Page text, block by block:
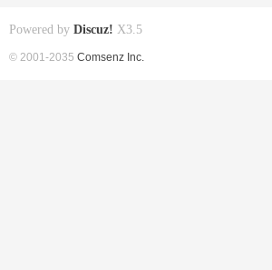
Powered by Discuz! X3.5
© 2001-2035 Comsenz Inc.